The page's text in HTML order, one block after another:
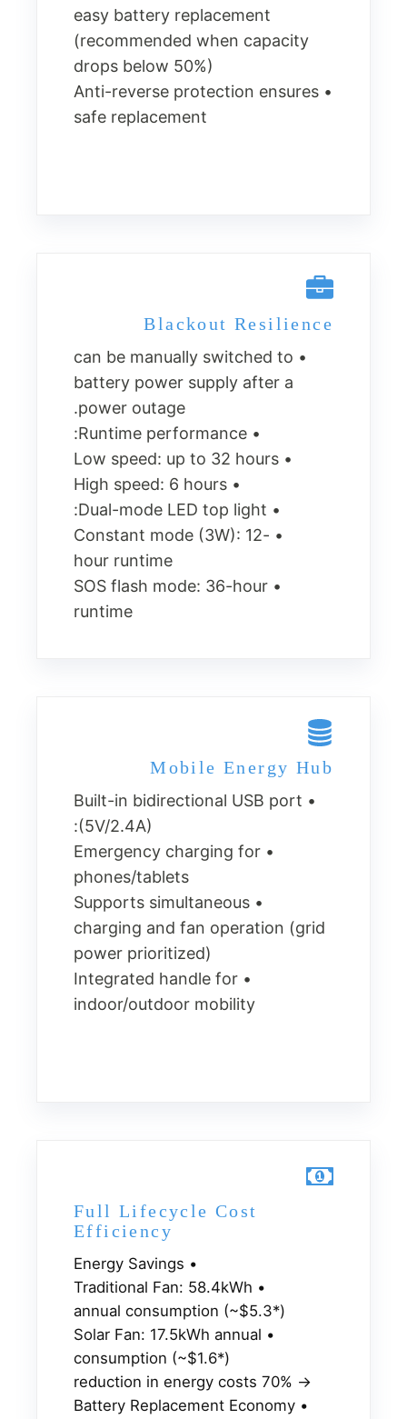
easy battery replacement
(recommended when capacity
drops below 50%)
• Anti-reverse protection ensures
safe replacement
Blackout Resilience
• can be manually switched to
battery power supply after a
power outage.
• Runtime performance:
• Low speed: up to 32 hours
• High speed: 6 hours
• Dual-mode LED top light:
• Constant mode (3W): 12-
hour runtime
• SOS flash mode: 36-hour
runtime
Mobile Energy Hub
• Built-in bidirectional USB port
(5V/2.4A):
• Emergency charging for
phones/tablets
• Supports simultaneous
charging and fan operation (grid
power prioritized)
• Integrated handle for
indoor/outdoor mobility
Full Lifecycle Cost
Efficiency
• Energy Savings
• Traditional Fan: 58.4kWh
annual consumption (~$5.3*)
• Solar Fan: 17.5kWh annual
consumption (~$1.6*)
→ 70% reduction in energy costs
• Battery Replacement Economy